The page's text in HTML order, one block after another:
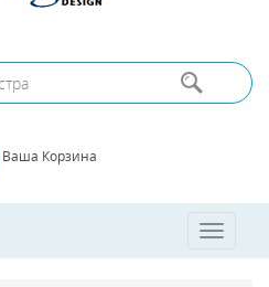
Ваша Корзина
Toggle